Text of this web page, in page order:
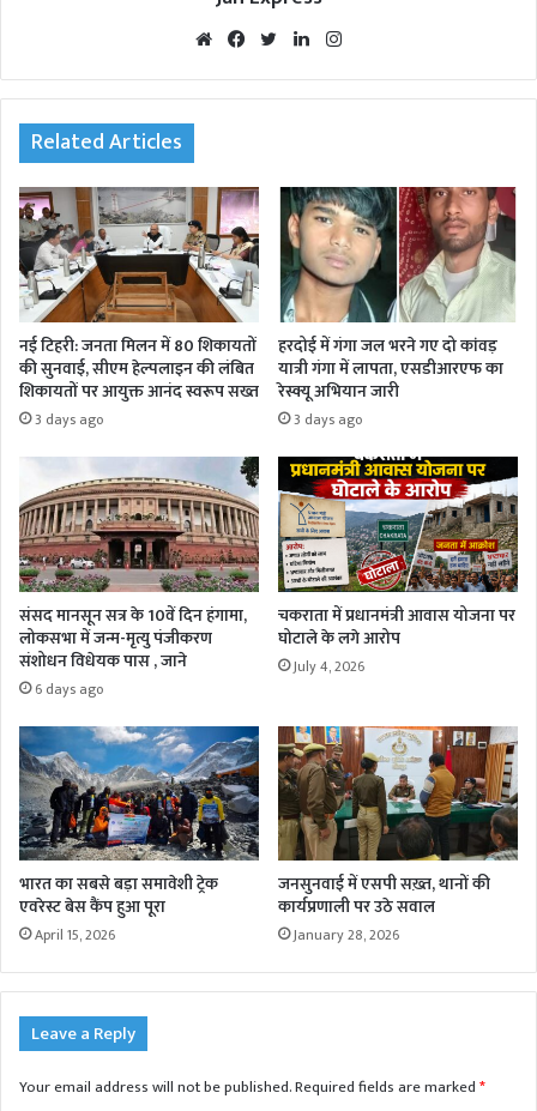
We
te
Fac
oo
Twi
r
Lin
In am
Related Articles
नई टिहरी: जनता मिलन में 80 शिकायतों
की सुनवाई, सीएम हेल्पलाइन की लंबित
शिकायतों पर आयुक्त आनंद स्वरूप सख्त
3 days ago
हरदोई में गंगा जल भरने गए दो कांवड़
यात्री गंगा में लापता, एसडीआरएफ का
रेस्क्यू अभियान जारी
3 days ago
संसद मानसून सत्र के 10वें दिन हंगामा,
लोकसभा में जन्म-मृत्यु पंजीकरण
संशोधन विधेयक पास , जाने
6 days ago
चकराता में प्रधानमंत्री आवास योजना पर
घोटाले के लगे आरोप
July 4, 2026
भारत का सबसे बड़ा समावेशी ट्रेक
एवरेस्ट बेस कैंप हुआ पूरा
April 15, 2026
जनसुनवाई में एसपी सख़्त, थानों की
कार्यप्रणाली पर उठे सवाल
January 28, 2026
Leave a Reply
Your email address will not be published.Required fields are marked*